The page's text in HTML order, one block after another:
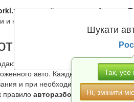
Шукати
Так, усе
Ні, змінити
вы найдете всеразборки в
и комплектующими для иномарок и
авторазборок
запасные части извлеченные
авто. Каждый
и при необходимости проходит
правило авторазборки в Перечин